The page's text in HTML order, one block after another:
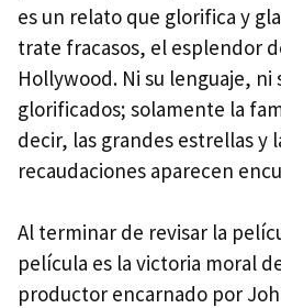
es un relato que glorifica y
trate fracasos, el esplendor
Hollywood. Ni su lenguaje, ni
glorificados; solamente la
decir, las grandes estrellas y
recaudaciones aparecen
Al terminar de revisar la
película es la victoria moral
productor encarnado por